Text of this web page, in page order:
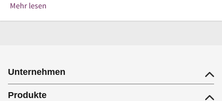
Mehr lesen
Unternehmen
Produkte